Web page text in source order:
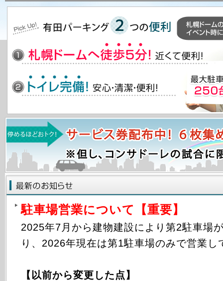
駐車場営業について【重要】
2025年7月から建物建設により第2駐車場
り、2026年現在は第1駐車場のみで営業し
【以前から変更した点】